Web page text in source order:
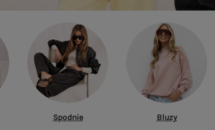
Spodnie Bluzy